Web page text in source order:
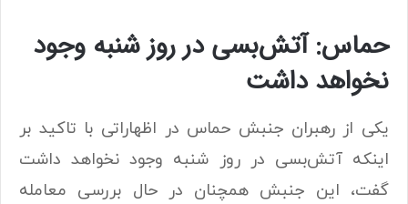
حماس: آتش‌بسی در روز شنبه وجود
نخواهد داشت
یکی از رهبران جنبش حماس در اظهاراتی با تاکید بر
اینکه آتش‌بسی در روز شنبه وجود نخواهد داشت
گفت، این جنبش همچنان در حال بررسی معامله